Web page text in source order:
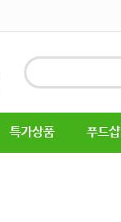
특가상품 푸드샵